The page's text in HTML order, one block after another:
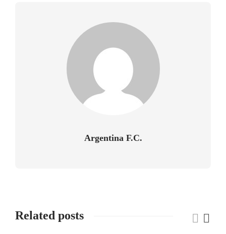
Argentina F.C.
Related posts